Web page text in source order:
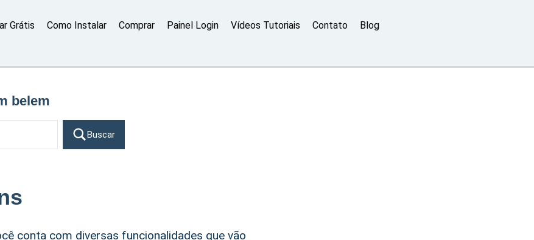
Grátis Como Instalar Comprar Painel Login Vídeos Tutoriais Contato Blog
belem
Buscar
conta com diversas funcionalidades que vão